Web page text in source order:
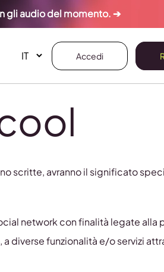
gli audio del momento. ➔
Accedi
scritte, avranno il significato
network con finalità legate alla
diverse funzionalità e/o servizi